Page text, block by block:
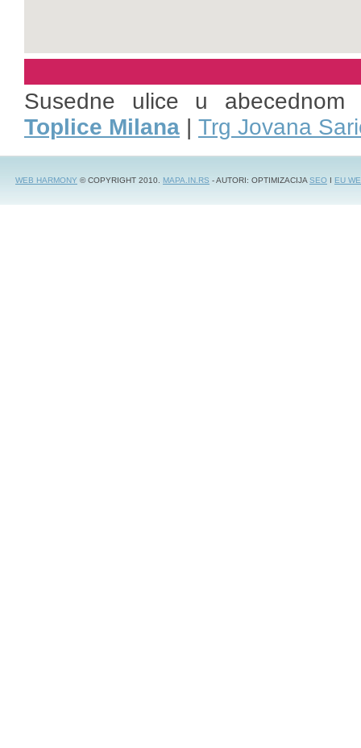
Susedne ulice u
Toplice Milana | Trg Jovana
WEB HARMONY © COPYRIGHT 2010. MAPA.IN.RS - AUTORI: OPTIMIZACIJASEO I EU